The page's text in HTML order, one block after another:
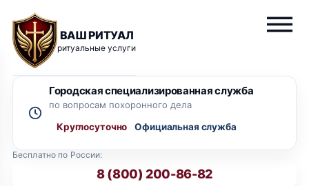
ВАШ РИТУАЛ
ритуальные услуги
Бесплатно по России:
8 (800) 200-86-82
Городская специализированная служба
по вопросам похоронного дела
Круглосуточно